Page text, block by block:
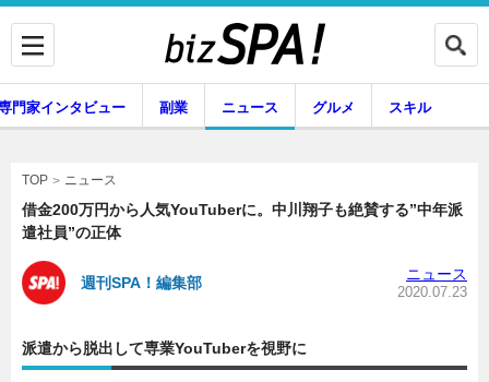
専門家インタビュー
副業
門家インタビュー 副業 ニュース グルメ スキル
TOP ニュース
借金200万円から人気YouTuberに。中川翔子も絶賛する”中年派
遣社員”の正体
週刊SPA！編集部 ニュース
2020.07.23
派遣から脱出して専業YouTuberを視野に